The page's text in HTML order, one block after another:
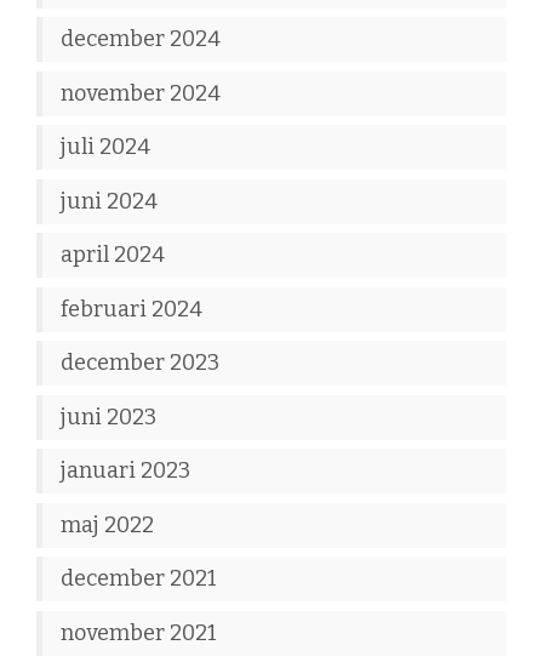
december 2024
november 2024
juli 2024
juni 2024
april 2024
februari 2024
december 2023
juni 2023
januari 2023
maj 2022
december 2021
november 2021